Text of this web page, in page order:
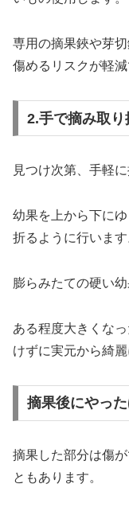
専用の摘果鋏や芽
傷めるリスクが軽減
2.手で摘み取り
見つけ次第、手軽に
幼果を上から下に
折るように行います
膨らみたての硬い幼
ある程度大きくな
けずに実元から綺
摘果後にやっ
摘果した部分は傷
ともあります。